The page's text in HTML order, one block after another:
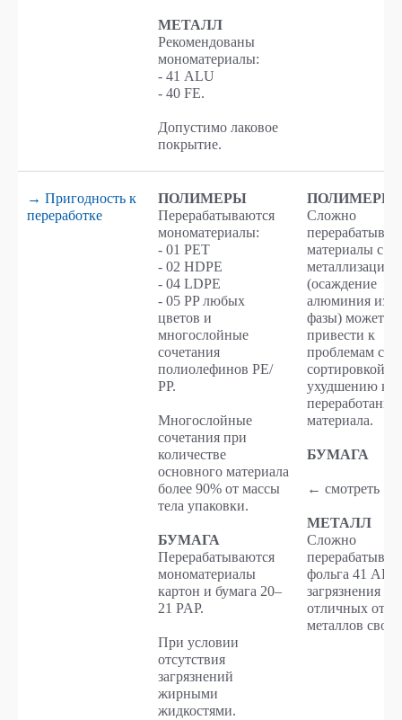
МЕТАЛЛ
Рекомендованы
мономатериалы:
- 41 ALU
- 40 FE.
Допустимо лаковое
покрытие.
→ Пригодность к
переработке
ПОЛИМЕРЫ
Перерабатываются
мономатериалы:
- 01 PET
- 02 HDPE
- 04 LDPE
- 05 PP любых
цветов и
многослойные
сочетания
полиолефинов РЕ/
РР.
Многослойные
сочетания при
количестве
основного материала
более 90% от массы
тела упаковки.
БУМАГА
Перерабатываются
мономатериалы
картон и бумага 20–
21 PAP.
При условии
отсутствия
загрязнений
жирными
жидкостями.
ПОЛИМЕРЫ
Сложно
материалы с
металлизацией
(осаждение
алюминия из
фазы) может
привести к
проблемам с
сортировкой и
ухудшению
материала.
БУМАГА
← смотреть →
МЕТАЛЛ
Сложно
фольга 41 ALU
загрязнения и
отличных от
металлов